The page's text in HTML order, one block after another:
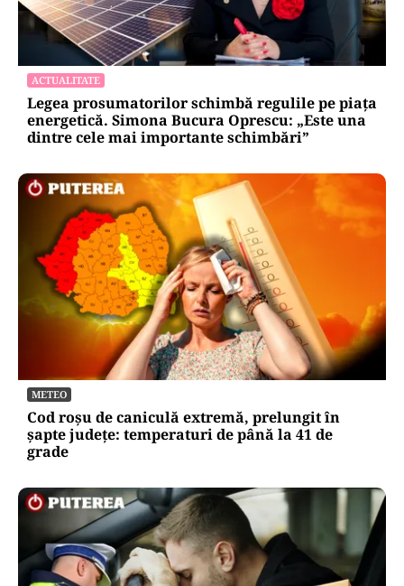
ACTUALITATE
Legea prosumatorilor schimbă regulile pe piața
energetică. Simona Bucura Oprescu: „Este una
dintre cele mai importante schimbări”
METEO
Cod roșu de caniculă extremă, prelungit în
șapte județe: temperaturi de până la 41 de
grade